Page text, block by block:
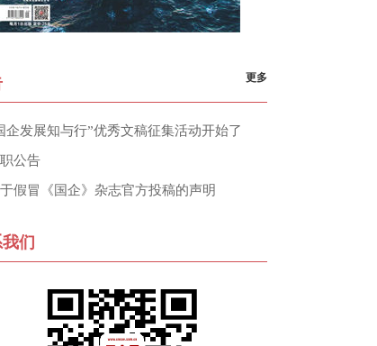
更多
企发展知与行”优秀文稿征集活动开始了
公告
假冒《国企》杂志官方投稿的声明
们